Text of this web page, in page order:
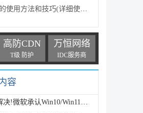
使用方法和技巧(详细使用教程)
高防CDN
T级 防护
万恒网络
IDC服务商
容
重启可暂时解决!微软承认Win10/Win11经典版Outlook存